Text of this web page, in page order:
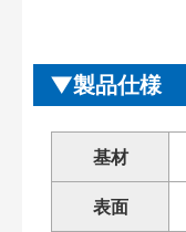
製品仕様
基材
表面